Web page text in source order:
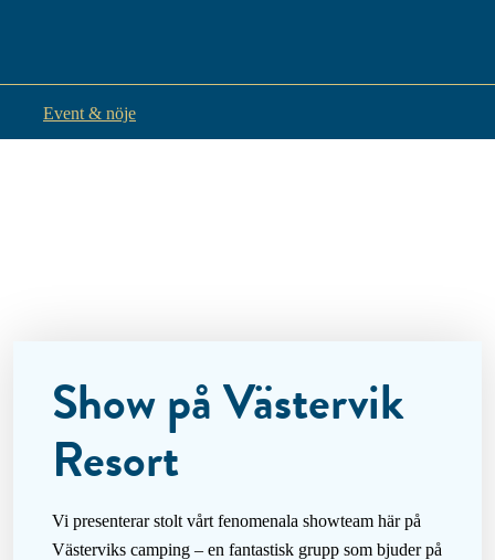
Event & nöje
Show på Västervik
Resort
Vi presenterar stolt vårt fenomenala showteam här på
Västerviks camping – en fantastisk grupp som bjuder på